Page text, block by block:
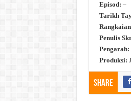
Episod: –
Tarikh
Penulis
Pengarah:
Produksi:
Share